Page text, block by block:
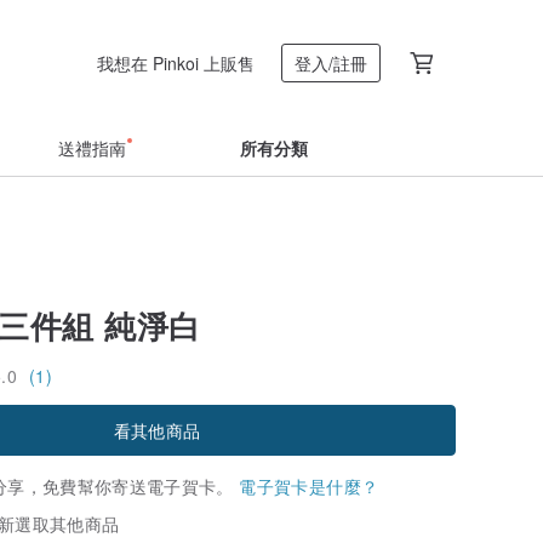
我想在 Pinkoi 上販售 登入/註冊
送禮指南 所有分類
件組 純淨白
(1)
看其他商品
，免費幫你寄送電子賀卡。 電子賀卡是什麼？
選取其他商品